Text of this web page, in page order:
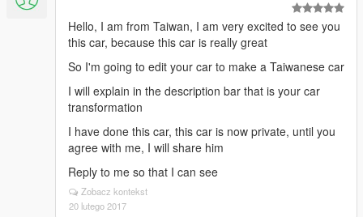
Hello, I am from Taiwan, I am very excited to see you
this car, because this car is really great
So I'm going to edit your car to make a Taiwanese car
I will explain in the description bar that is your car
transformation
I have done this car, this car is now private, until you
agree with me, I will share him
Reply to me so that I can see
Zobacz kontekst
20 lutego 2017